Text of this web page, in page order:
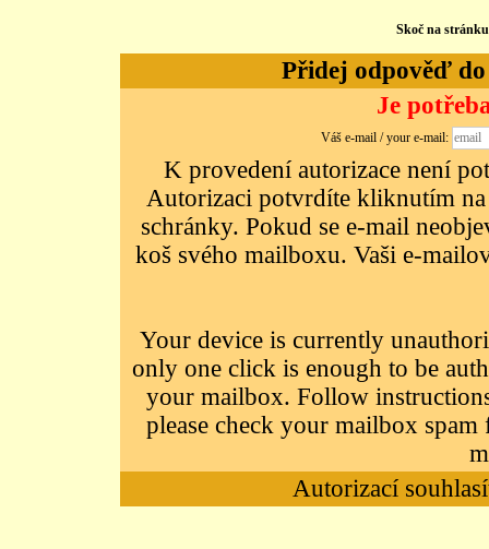
Skoč na
Přidej odpověď
Je
Váš e-mail / your e-mail:
K provedení autorizace není
Autorizaci potvrdíte kliknutím na
schránky. Pokud se e-mail
koš svého mailboxu. Vaši e-
Your device is currently
only one click is enough to be
your mailbox. Follow
please check your mailbox
Autorizací